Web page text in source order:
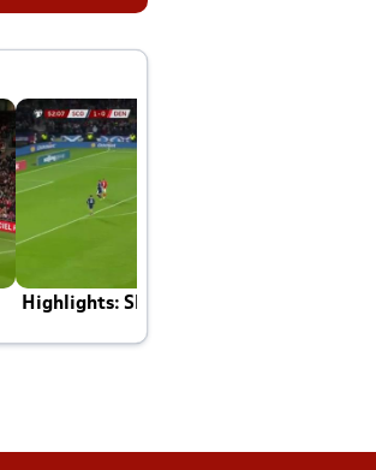
Highlights: Skotland - Danmark 4-2